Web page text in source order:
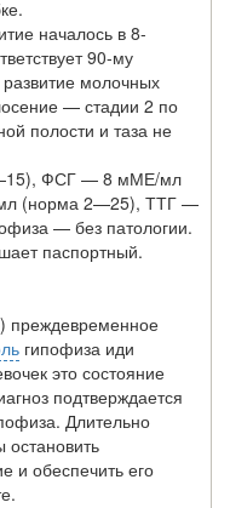
началось в 8-
90-му
молочных
— стадии 2 по
полости и таза не
ФСГ — 8 мМЕ/мл
(норма 2—25), ТТГ —
— без патологии.
паспортный.
преждевременное
гипофиза иди
это состоя­ние
подтверждается
Длительно
и обеспечить его